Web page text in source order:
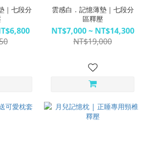
｜七段分
雲感白．記憶薄墊｜七段分
區釋壓
NT$7,000 ~ NT$14,300
NT$19,000